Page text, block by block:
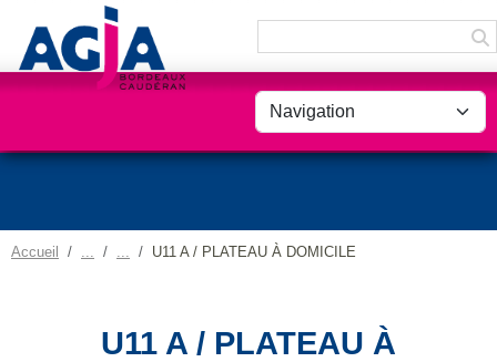
Accueil U11 A / PLATEAU À DOMICILE
U11 A / PLATEAU À
Panneau de gestion des cookies